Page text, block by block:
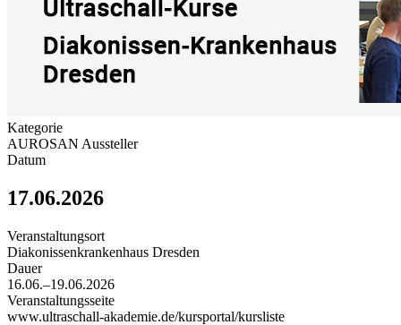
Kategorie
AUROSAN Aussteller
Datum
17.06.2026
Veranstaltungsort
Diakonissenkrankenhaus Dresden
Dauer
16.06.–19.06.2026
Veranstaltungsseite
www.ultraschall-akademie.de/kursportal/kursliste